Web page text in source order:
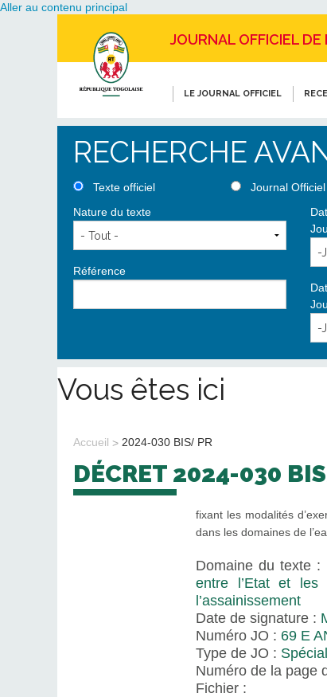
Aller au contenu principal
JOURNAL OFFICIEL
LE JOURNAL OFFICIEL
RECHERCHE
Texte officiel
Journal Officiel
Nature du texte
Référence
Vous êtes ici
Accueil 2024-030 BIS/ PR
DÉCRET 2024-030
fixant les modalités
dans les domaines de
Domaine du texte :
entre l’Etat et les
l’assainissement
Date de signature :
Numéro JO : 69 E
Type de JO : Spécial
Numéro de la page
Fichier :